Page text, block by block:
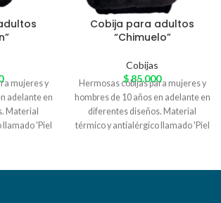
mujeres y
adelante en
Material
'Piel
Cobija para adultos
“Chimuelo”
Cobijas
$85.000
Hermosas cobijas para mujeres y
hombres de 10 años en adelante en
diferentes diseños. Material
térmico y antialérgico llamado 'Piel
colores